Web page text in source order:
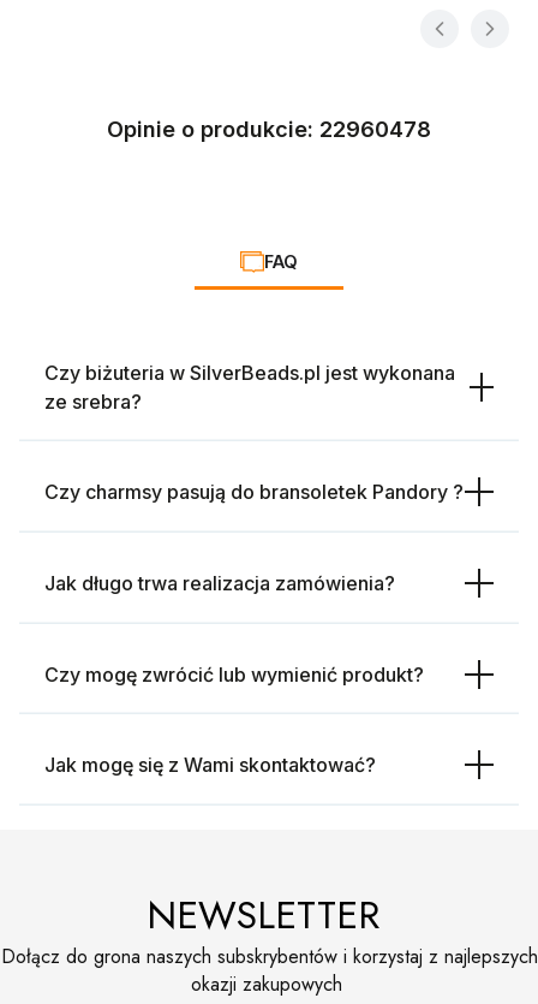
Opinie o produkcie: 22960478
FAQ
Czy biżuteria w SilverBeads.pl jest wykonana
ze srebra?
Czy charmsy pasują do bransoletek Pandory ?
Jak długo trwa realizacja zamówienia?
Czy mogę zwrócić lub wymienić produkt?
Jak mogę się z Wami skontaktować?
NEWSLETTER
Dołącz do grona naszych subskrybentów i korzystaj z najlepszych
okazji zakupowych